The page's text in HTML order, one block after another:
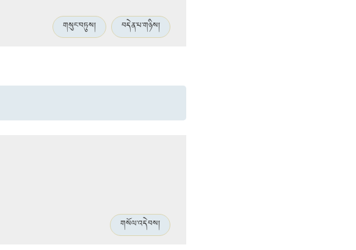
གསུང་བཏུས། བདེན་པ་གཉིས།
གསོལ་འདེབས།